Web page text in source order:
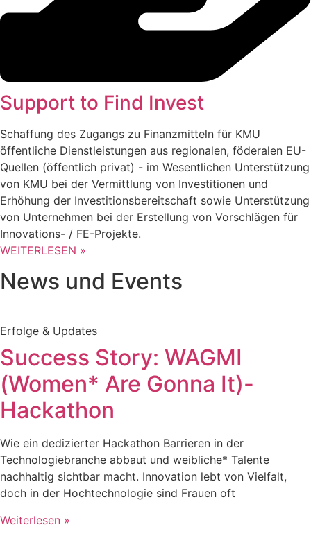
Support to Find Invest
Schaffung des Zugangs zu Finanzmitteln für KMU
öffentliche Dienstleistungen aus regionalen, föderalen EU-
Quellen (öffentlich privat) - im Wesentlichen Unterstützung
von KMU bei der Vermittlung von Investitionen und
Erhöhung der Investitionsbereitschaft sowie Unterstützung
von Unternehmen bei der Erstellung von Vorschlägen für
Innovations- / FE-Projekte.
WEITERLESEN »
News und Events
Erfolge & Updates
Success Story: WAGMI
(Women* Are Gonna It)-
Hackathon
Wie ein dedizierter Hackathon Barrieren in der
Technologiebranche abbaut und weibliche* Talente
nachhaltig sichtbar macht. Innovation lebt von Vielfalt,
doch in der Hochtechnologie sind Frauen oft
Weiterlesen »